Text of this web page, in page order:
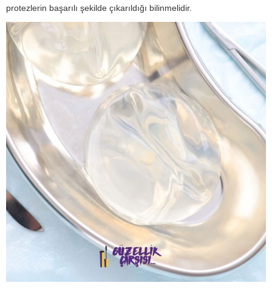
protezlerin başarılı şekilde çıkarıldığı bilinmelidir.